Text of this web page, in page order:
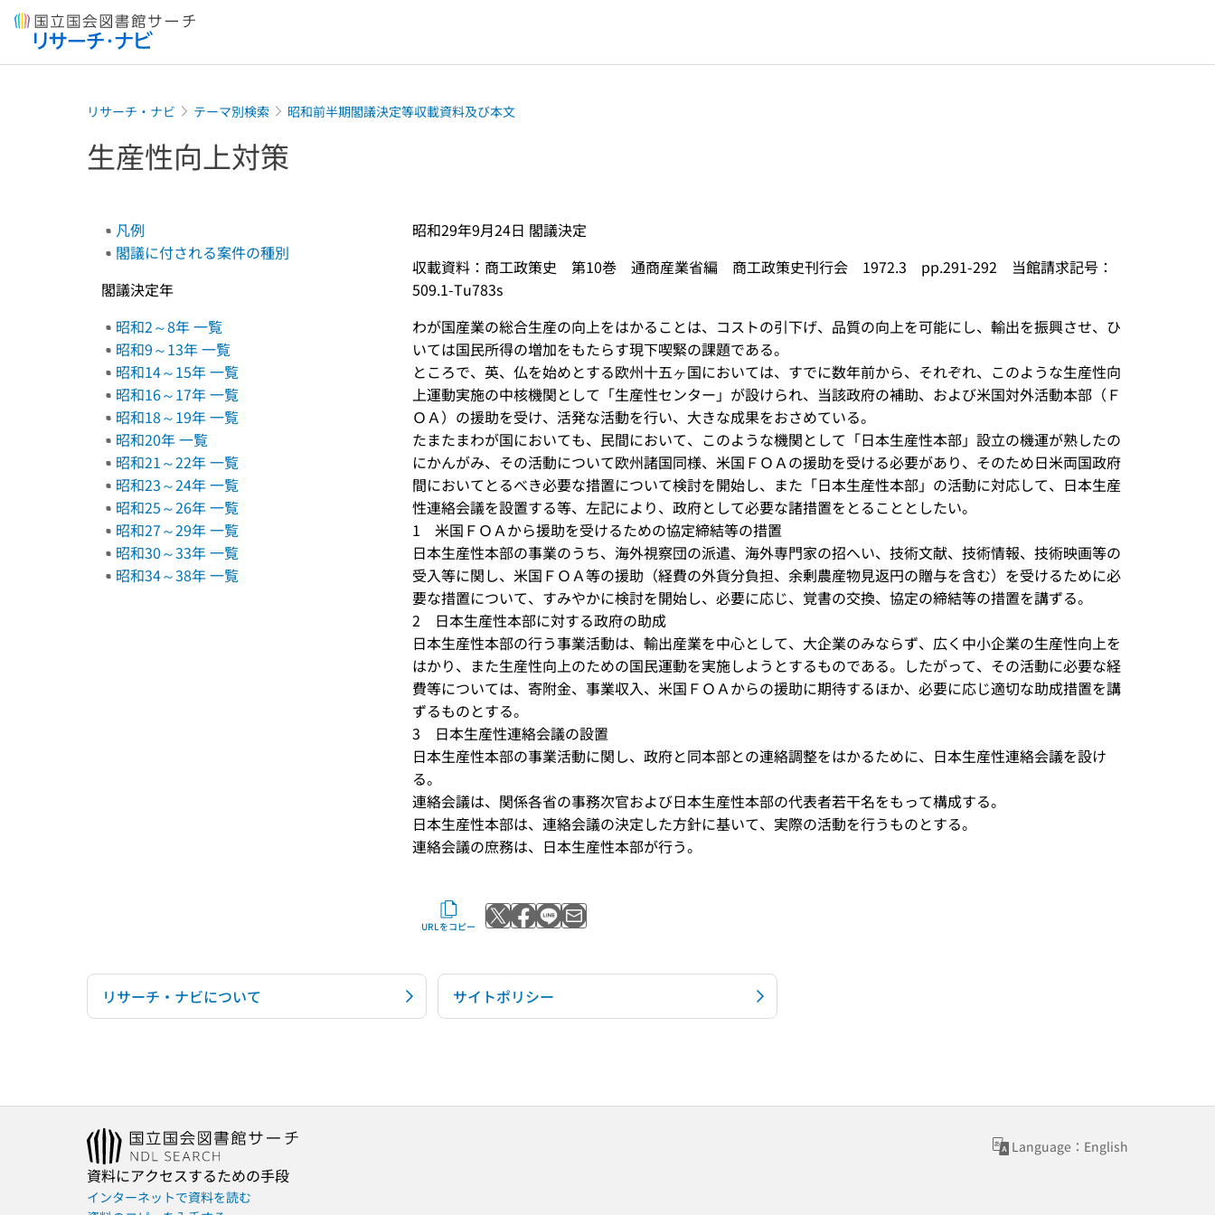
本文へ移動
リサーチ・ナビ テーマ別検索 昭和前半期閣議決定等収載資料及び本文
生産性向上対策
凡例
閣議に付される案件の種別
閣議決定年
昭和2～8年 一覧
昭和9～13年 一覧
昭和14～15年 一覧
昭和16～17年 一覧
昭和18～19年 一覧
昭和20年 一覧
昭和21～22年 一覧
昭和23～24年 一覧
昭和25～26年 一覧
昭和27～29年 一覧
昭和30～33年 一覧
昭和34～38年 一覧
昭和29年9月24日 閣議決定
収載資料：商工政策史 第10巻 通商産業省編 商工政策史刊行会 1972.3 pp.291-292 当館請求記号：
509.1-Tu783s
わが国産業の総合生産の向上をはかることは、コストの引下げ、品質の向上を可能にし、輸出を振興させ、ひ
いては国民所得の増加をもたらす現下喫緊の課題である。
ところで、英、仏を始めとする欧州十五ヶ国においては、すでに数年前から、それぞれ、このような生産性向
上運動実施の中核機関として「生産性センター」が設けられ、当該政府の補助、および米国対外活動本部（Ｆ
ＯＡ）の援助を受け、活発な活動を行い、大きな成果をおさめている。
たまたまわが国においても、民間において、このような機関として「日本生産性本部」設立の機運が熟したの
にかんがみ、その活動について欧州諸国同様、米国ＦＯＡの援助を受ける必要があり、そのため日米両国政府
間においてとるべき必要な措置について検討を開始し、また「日本生産性本部」の活動に対応して、日本生産
性連絡会議を設置する等、左記により、政府として必要な諸措置をとることとしたい。
1 米国ＦＯＡから援助を受けるための協定締結等の措置
日本生産性本部の事業のうち、海外視察団の派遣、海外専門家の招へい、技術文献、技術情報、技術映画等の
受入等に関し、米国ＦＯＡ等の援助（経費の外貨分負担、余剰農産物見返円の贈与を含む）を受けるために必
要な措置について、すみやかに検討を開始し、必要に応じ、覚書の交換、協定の締結等の措置を講ずる。
2 日本生産性本部に対する政府の助成
日本生産性本部の行う事業活動は、輸出産業を中心として、大企業のみならず、広く中小企業の生産性向上を
はかり、また生産性向上のための国民運動を実施しようとするものである。したがって、その活動に必要な経
費等については、寄附金、事業収入、米国ＦＯＡからの援助に期待するほか、必要に応じ適切な助成措置を講
ずるものとする。
3 日本生産性連絡会議の設置
日本生産性本部の事業活動に関し、政府と同本部との連絡調整をはかるために、日本生産性連絡会議を設け
る。
連絡会議は、関係各省の事務次官および日本生産性本部の代表者若干名をもって構成する。
日本生産性本部は、連絡会議の決定した方針に基いて、実際の活動を行うものとする。
連絡会議の庶務は、日本生産性本部が行う。
URLをコピー Xでポストする
Facebookでシェアする
LINEで送る
メールで送る
リサーチ・ナビについて サイトポリシー
Language：English
資料にアクセスするための手段
インターネットで資料を読む